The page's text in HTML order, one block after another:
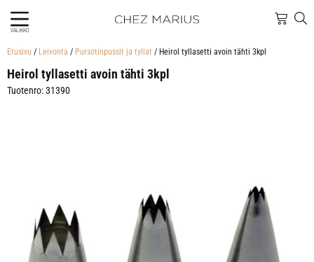
VALIKKO
Etusivu / Leivonta / Pursotinpussit ja tyllat / Heirol tyllasetti avoin tähti 3kpl
Heirol tyllasetti avoin tähti 3kpl
Tuotenro: 31390